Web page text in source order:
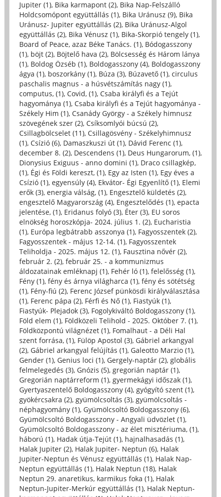
Jupiter (1), Bika karmapont (2), Bika Nap-Felszálló
Holdcsomópont együttállás (1), Bika Uránusz (9), Bika
Uránusz- Jupiter együttállás (2), Bika Uránusz-Algol
együttállás (2), Bika Vénusz (1), Bika-Skorpió tengely (1),
Board of Peace, azaz Béke Tanács. (1), Bódogasszony
(1), böjt (2), Böjtelő hava (2), Bölcsesség és Három lánya
(1), Boldog Özséb (1), Boldogasszony (4), Boldogasszony
ágya (1), boszorkány (1), Búza (3), Búzavető (1), circulus
paschalis magnus - a húsvétszámítás nagy (1),
computus, (1), Covid, (1), Csaba királyfi és a Tejút
hagyománya (1), Csaba királyfi és a Tejút hagyománya -
Székely Him (1), Csanády György - a Székely himnusz
szövegének szer (2), Csíksomlyói búcsú (2),
Csillagbölcselet (11), Csillagösvény - Székelyhimnusz
(1), Csízió (6), Damaszkuszi út (1), Dávid Ferenc (1),
december 8. (2), Descendens (1), Deus Hungarorum, (1),
Dionysius Exiguus - anno domini (1), Draco csillagkép,
(1), Égi és Földi kereszt, (1), Egy az Isten (1), Egy éves a
Csízió (1), egyensúly (4), Ekvátor- Égi Egyenlítő (1), Elemi
erők (3), energia válság, (1), Engesztelő küldetés (2),
engesztelő Magyarország (4), Engesztelődés (1), epacta
jelentése, (1), Eridanus folyó (3), Éter (3), EU soros
elnökség horoszkópja- 2024. július 1. (2), Eucharistia
(1), Európa legbátrabb asszonya (1), Fagyosszentek (2),
Fagyosszentek - május 12-14. (1), Fagyosszentek
Teliholdja - 2025. május 12. (1), Fausztina nővér (2),
február 2. (2), február 25. - a kommunizmus
áldozatainak emléknapj (1), Fehér ló (1), felelősség (1),
Fény (1), fény és árnya világharca (1), fény és sötétség
(1), Fény-fiú (2), Ferenc József pünkösdi királyválasztása
(1), Ferenc pápa (2), Férfi és Nő (1), Fiastyúk (1),
Fiastyúk- Plejadok (3), Fogolykiváltó Boldogasszony (1),
Föld elem (1), Földközeli Telihold - 2025. Október 7. (1),
Földközpontú világnézet (1), Fomalhaut - a Déli Hal
szent forrása, (1), Fülöp Apostol (3), Gábriel arkangyal
(2), Gábriel arkangyal felújítás (1), Galeotto Marzio (1),
Gender (1), Genius loci (1), Gergely-naptár (2), globális
felmelegedés (3), Gnózis (5), gregorián naptár (1),
Gregorián naptárreform (1), gyermekágyi időszak (1),
Gyertyaszentelő Boldogasszony (4), gyógyító szent (1),
gyökércsakra (2), gyümölcsoltás (3), gyümölcsoltás -
néphagyomány (1), Gyümölcsoltó Boldogasszony (6),
Gyümölcsoltó Boldogasszony - Angyali üdvözlet (1),
Gyümölcsoltó Boldogasszony - az élet misztériuma, (1),
háború (1), Hadak útja-Tejút (1), hajnalhasadás (1),
Halak Jupiter (2), Halak Jupiter- Neptun (6), Halak
Jupiter-Neptun és Vénusz együttállás (1), Halak Nap-
Neptun együttállás (1), Halak Neptun (18), Halak
Neptun 29. anaretikus, karmikus foka (1), Halak
Neptun-Jupiter-Merkúr együttállás (1), Halak Neptun-